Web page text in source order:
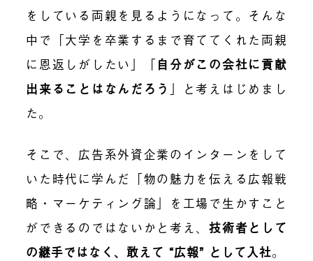
をしている両親を見るようになって。そんな
中で「大学を卒業するまで育ててくれた両親
に恩返しがしたい」
「 自分がこの会社に貢献
出来ることはなんだろう 」
と考えはじめまし
た。
そこで、広告系外資企業のインターンをして
いた時代に学んだ「物の魅力を伝える広報戦
略・マーケティング論」を工場で生かすこと
ができるのではないかと考え、技術者として
の継手ではなく、敢えて “広報” として入社。